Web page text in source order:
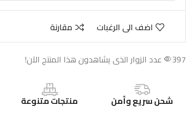
اضف الى الرغبات مقارنة
397 عدد الزوار الذى يشاهدون هذا المنتج الآن!
شحن سريع وأمن منتجات متنوعة